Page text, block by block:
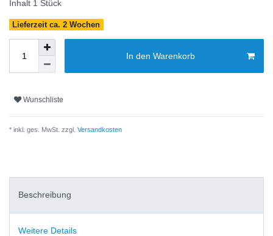
Inhalt 1 Stück
Lieferzeit ca. 2 Wochen
In den Warenkorb
Wunschliste
* inkl. ges. MwSt. zzgl. Versandkosten
Beschreibung
Weitere Details